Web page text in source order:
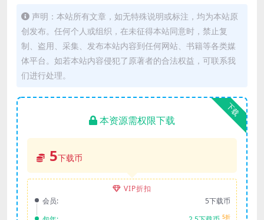
声明：本站所有文章，如无特殊说明或标注，均为本站原
创发布。任何个人或组织，在未征得本站同意时，禁止复
制、盗用、采集、发布本站内容到任何网站、书籍等各类媒
体平台。如若本站内容侵犯了原著者的合法权益，可联系我
们进行处理。
下载
本资源需权限下载
5下载币
VIP折扣
会员:
5下载币
5折